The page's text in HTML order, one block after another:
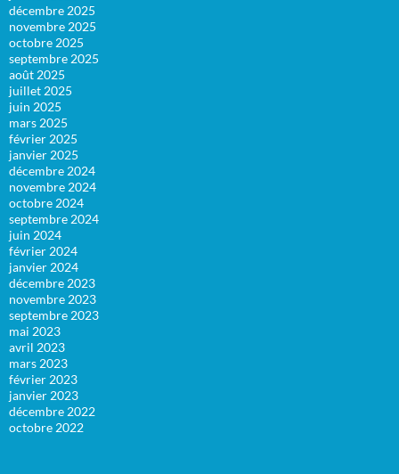
décembre 2025
novembre 2025
octobre 2025
septembre 2025
août 2025
juillet 2025
juin 2025
mars 2025
février 2025
janvier 2025
décembre 2024
novembre 2024
octobre 2024
septembre 2024
juin 2024
février 2024
janvier 2024
décembre 2023
novembre 2023
septembre 2023
mai 2023
avril 2023
mars 2023
février 2023
janvier 2023
décembre 2022
octobre 2022